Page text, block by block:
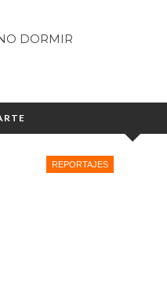
DORMIR
REPORTAJES